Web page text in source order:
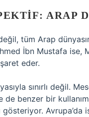
ARAP
tüm Arap
İbn Mustafa ise,
eder.
sınırlı değil.
benzer bir
gösteriyor.